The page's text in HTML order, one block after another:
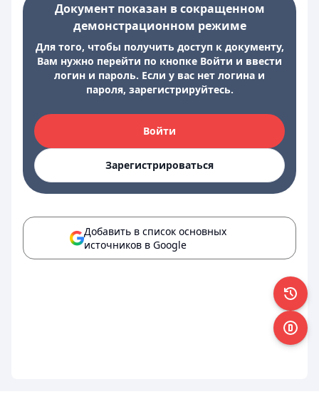
Документ показан в сокращенном
демонстрационном режиме
Для того, чтобы получить доступ к документу,
Вам нужно перейти по кнопке Войти и ввести
логин и пароль. Если у вас нет логина и
пароля, зарегистрируйтесь.
Войти
Зарегистрироваться
Добавить в список основных
источников в Google